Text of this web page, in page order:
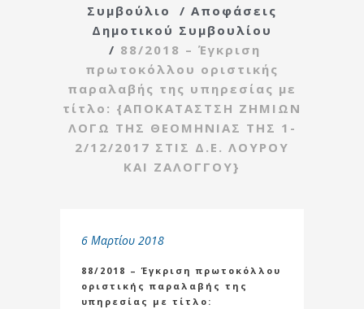
Συμβούλιο
/ Αποφάσεις
Δημοτικού Συμβουλίου
/ 88/2018 – Έγκριση
πρωτοκόλλου οριστικής
παραλαβής της υπηρεσίας με
τίτλο: {ΑΠΟΚΑΤΑΣΤΣΗ ΖΗΜΙΩΝ
ΛΟΓΩ ΤΗΣ ΘΕΟΜΗΝΙΑΣ ΤΗΣ 1-
2/12/2017 ΣΤΙΣ Δ.Ε. ΛΟΥΡΟΥ
ΚΑΙ ΖΑΛΟΓΓΟΥ}
6 Μαρτίου 2018
88/2018 – Έγκριση πρωτοκόλλου
οριστικής παραλαβής της
υπηρεσίας με τίτλο: